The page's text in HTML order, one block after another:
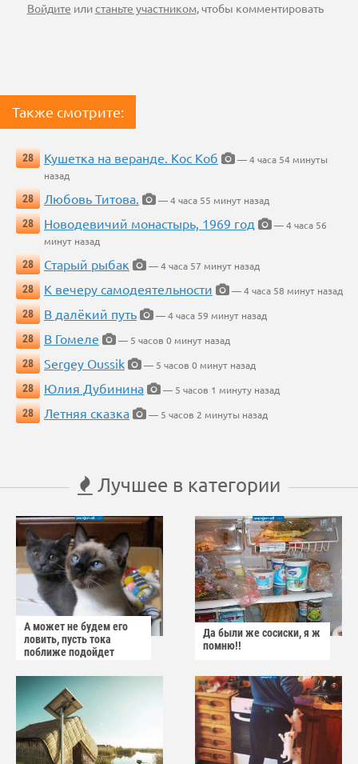
Войдите илистаньте участником, чтобы комментировать
Также смотрите:
28 Кушетка на веранде. Кос Коб
— 4 часа 54 минуты
назад
28
Любовь Титова.
— 4 часа 55 минут назад
28
Новодевичий монастырь, 1969 год
— 4 часа 56
минут назад
28
Старый рыбак
— 4 часа 57 минут назад
28
К вечеру самодеятельности
— 4 часа 58 минут назад
28
В далёкий путь
— 4 часа 59 минут назад
28
В Гомеле
— 5 часов 0 минут назад
28
Sergey Oussik
— 5 часов 0 минут назад
28
Юлия Дубинина
— 5 часов 1 минуту назад
28
Летняя сказка — 5 часов 2 минуты назад
Лучшее в категории
А может не будем его
ловить, пусть тока
поближе подойдет
Да были же сосиски, я ж
помню!!